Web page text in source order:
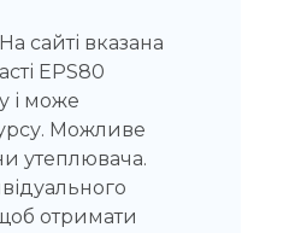
сайті вказана
EPS80
і може
Можливе
утеплювача.
отримати